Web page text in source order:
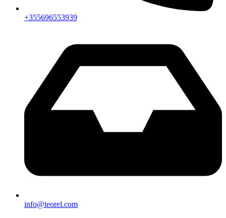
+355696553939
info@teorel.com